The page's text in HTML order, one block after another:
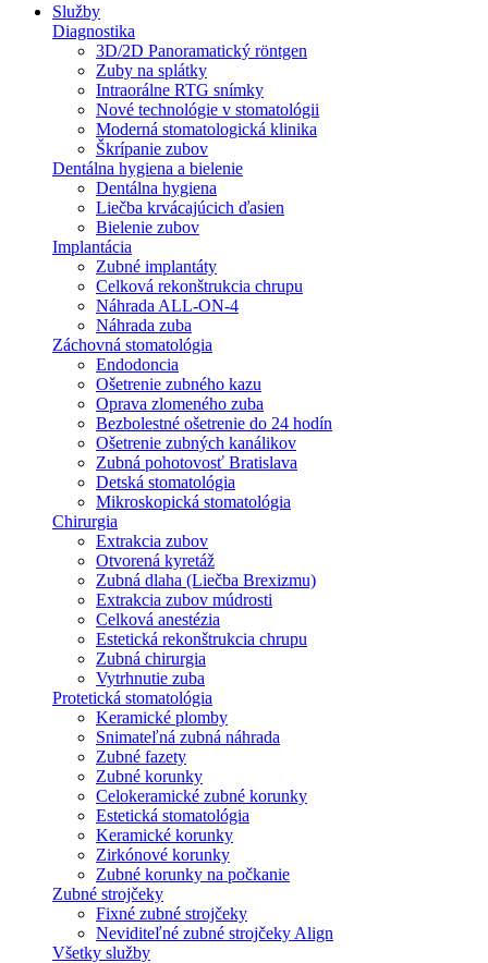
Služby
Diagnostika
3D/2D Panoramatický röntgen
Zuby na splátky
Intraorálne RTG snímky
Nové technológie v stomatológii
Moderná stomatologická klinika
Škrípanie zubov
Dentálna hygiena a bielenie
Dentálna hygiena
Liečba krvácajúcich ďasien
Bielenie zubov
Implantácia
Zubné implantáty
Celková rekonštrukcia chrupu
Náhrada ALL-ON-4
Náhrada zuba
Záchovná stomatológia
Endodoncia
Ošetrenie zubného kazu
Oprava zlomeného zuba
Bezbolestné ošetrenie do 24 hodín
Ošetrenie zubných kanálikov
Zubná pohotovosť Bratislava
Detská stomatológia
Mikroskopická stomatológia
Chirurgia
Extrakcia zubov
Otvorená kyretáž
Zubná dlaha (Liečba Brexizmu)
Extrakcia zubov múdrosti
Celková anestézia
Estetická rekonštrukcia chrupu
Zubná chirurgia
Vytrhnutie zuba
Protetická stomatológia
Keramické plomby
Snimateľná zubná náhrada
Zubné fazety
Zubné korunky
Celokeramické zubné korunky
Estetická stomatológia
Keramické korunky
Zirkónové korunky
Zubné korunky na počkanie
Zubné strojčeky
Fixné zubné strojčeky
Neviditeľné zubné strojčeky Align
Všetky služby